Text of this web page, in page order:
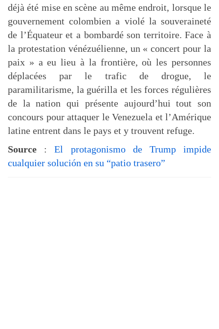
déjà été mise en scène au même endroit, lorsque le
gouvernement colombien a violé la souveraineté
de l’Équateur et a bombardé son territoire. Face à
la protestation vénézuélienne, un « concert pour la
paix » a eu lieu à la frontière, où les personnes
déplacées par le trafic de drogue, le
paramilitarisme, la guérilla et les forces régulières
de la nation qui présente aujourd’hui tout son
concours pour attaquer le Venezuela et l’Amérique
latine entrent dans le pays et y trouvent refuge.
Source :El protagonismo de Trump impide
cualquier solución en su “patio trasero”